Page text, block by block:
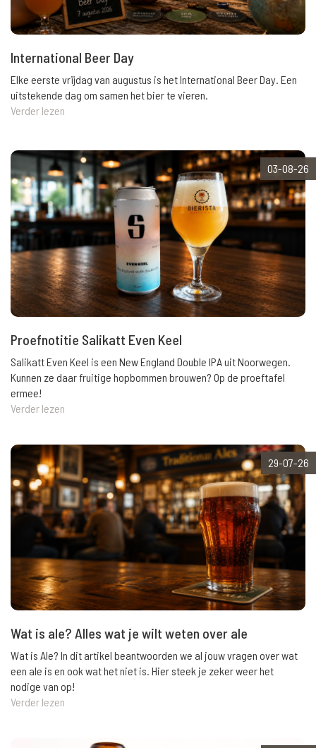
International Beer Day
Elke eerste vrijdag van augustus is het International Beer Day. Een
uitstekende dag om samen het bier te vieren.
Verder lezen
03-08-26
Proefnotitie Salikatt Even Keel
Salikatt Even Keel is een New England Double IPA uit Noorwegen.
Kunnen ze daar fruitige hopbommen brouwen? Op de proeftafel
ermee!
Verder lezen
29-07-26
Wat is ale? Alles wat je wilt weten over ale
Wat is Ale? In dit artikel beantwoorden we al jouw vragen over wat
een ale is en ook wat het niet is. Hier steek je zeker weer het
nodige van op!
Verder lezen